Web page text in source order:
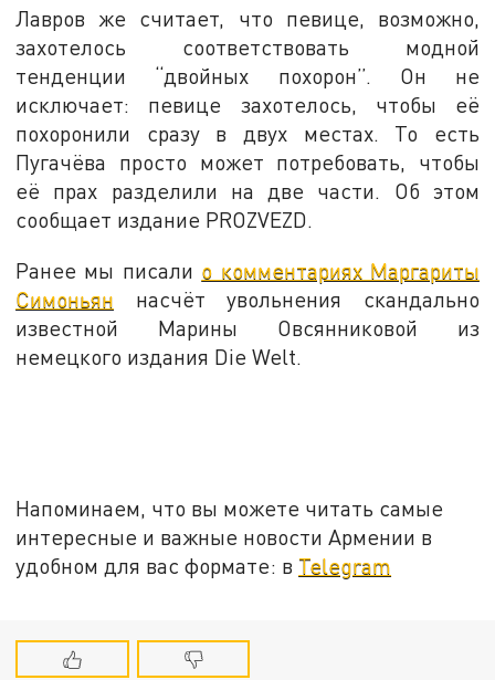
Лавров же считает, что певице, возможно,
захотелось соответствовать модной
тенденции “двойных похорон”. Он не
исключает: певице захотелось, чтобы её
похоронили сразу в двух местах. То есть
Пугачёва просто может потребовать, чтобы
её прах разделили на две части. Об этом
сообщает издание PROZVEZD.
Ранее мы писали о комментариях Маргариты
Симоньян насчёт увольнения скандально
известной Марины Овсянниковой из
немецкого издания Die Welt.
Напоминаем, что вы можете читать самые
интересные и важные новости Армении в
удобном для вас формате: в Telegram